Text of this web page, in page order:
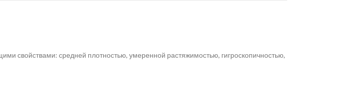
свойствами: средней плотностью, умеренной растяжимостью, гигроскопичностью,